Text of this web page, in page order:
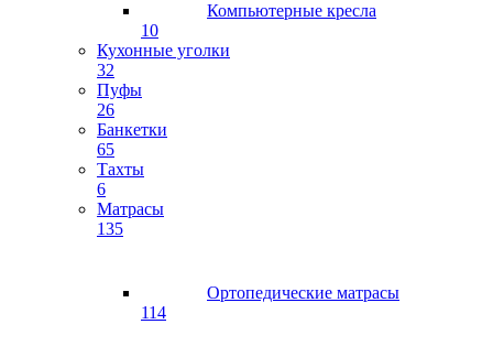
Компьютерные кресла
10
Кухонные уголки
32
Пуфы
26
Банкетки
65
Тахты
6
Матрасы
135
Ортопедические матрасы
114